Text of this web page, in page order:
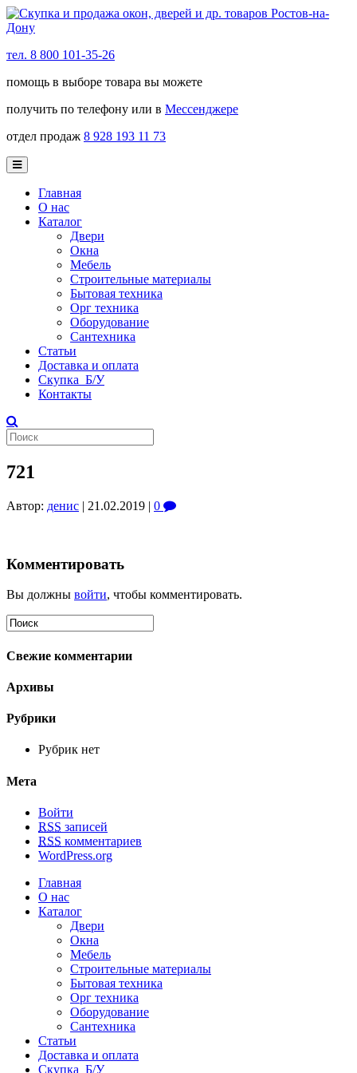
тел. 8 800 101-35-26
помощь в выборе товара вы можете
получить по телефону или в Мессенджере
отдел продаж 8 928 193 11 73
Главная
О нас
Каталог
Двери
Окна
Мебель
Строительные материалы
Бытовая техника
Орг техника
Оборудование
Сантехника
Статьи
Доставка и оплата
Скупка Б/У
Контакты
721
Автор: денис | 21.02.2019 | 0
Комментировать
Вы должны войти, чтобы комментировать.
Свежие комментарии
Архивы
Рубрики
Рубрик нет
Мета
Войти
RSS записей
RSS комментариев
WordPress.org
Главная
О нас
Каталог
Двери
Окна
Мебель
Строительные материалы
Бытовая техника
Орг техника
Оборудование
Сантехника
Статьи
Доставка и оплата
Скупка Б/У